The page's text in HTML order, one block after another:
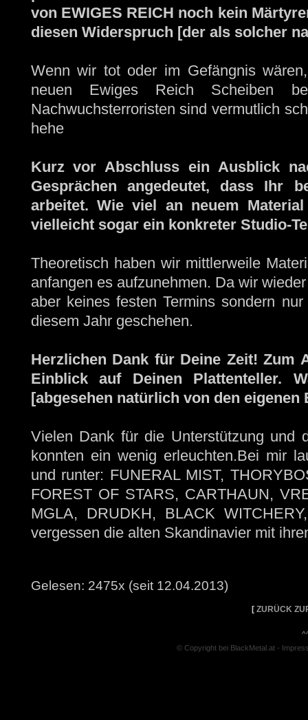
von EWIGES REICH noch kein
diesen Widerspruch [der als solcher
Wenn wir tot oder im Gefängnis
neuen Ewiges Reich Scheiben
Nachwuchsterroristen sind vermutlich
hehe
Kurz vor Abschluss ein Ausblick
Gesprächen angedeutet, dass Ihr
arbeitet. Wie viel an neuem
vielleicht sogar ein konkreter Studio-
Theoretisch haben wir mittlerweile
anfangen es aufzunehmen. Da wir
aber keines festen Termins sondern
diesem Jahr geschehen.
Herzlichen Dank für Deine Zeit! Zum
Einblick auf Deinen Plattenteller.
[abgesehen natürlich von den eigenen
Vielen Dank für die Unterstützung und
konnten ein wenig erleuchten.Bei mir
und runter: FUNERAL MIST,
FOREST OF STARS, CARTHAUN,
MGLA, DRUDKH, BLACK
vergessen die alten Skandinavier mit
Gelesen: 2475x (seit 12.04.2013)
[ ZURÜCK
© Copyright bei BlackMetal.at -